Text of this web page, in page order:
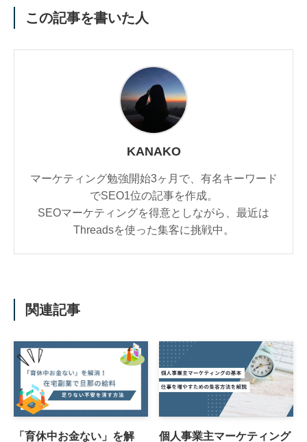
この記事を書いた人
KANAKO
マーケティング勉強開始3ヶ月で、有名キーワード
でSEO1位の記事を作成。
SEOマーケティングを得意としながら、最近は
Threadsを使った集客に挑戦中。
関連記事
「育休中お金ない」を解 個人事業主マーケティング